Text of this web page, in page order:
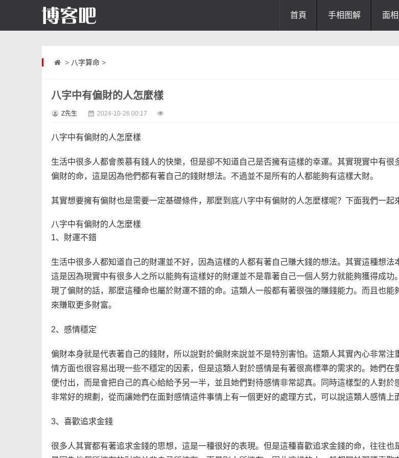
首頁 手相图解 面
> 八字算命>
八字中有偏財的人怎麼樣
Z先生 2024-10-26 00:17
八字中有偏財的人怎麼樣
生活中很多人都會羨慕有錢人的快樂，但是卻不知道自己是否擁有這樣的幸運。其實現實中有很
偏財的命，這是因為他們都有著自己的錢財想法。不過並不是所有的人都能夠有這樣大財。
其實想要擁有偏財也是需要一定基礎條件，那麼到底八字中有偏財的人怎麼樣呢？下面我們一起
八字中有偏財的人怎麼樣
1、財運不錯
生活中很多人都知道自己的財運並不好，因為這樣的人都有著自己賺大錢的想法。其實這種想法
這是因為現實中有很多人之所以能夠有這樣好的財運並不是靠著自己一個人努力就能夠獲得成功
現了偏財的話，那麼這種命也屬於財運不錯的命。這類人一般都有著很強的賺錢能力。而且也能
來賺取更多財富。
2、感情穩定
偏財本身就是代表著自己的錢財，所以說對於偏財來說並不是特別害怕。這類人其實內心非常注
情方面也很容易出現一些不穩定的因素，但是這類人對於感情是有著很高標準的需求的。她們在
便付出，而是會把自己的真心給給予另一半，並且她們對待感情非常認真。同時這樣型的人對於
非常好的規劃，從而讓她們在面對感情這件事情上有一個更好的處理方式，可以說這類人感情上
3、喜歡追求金錢
很多人其實都有著追求金錢的思想，這是一種很好的表現。但是這種喜歡追求金錢的命，往往也